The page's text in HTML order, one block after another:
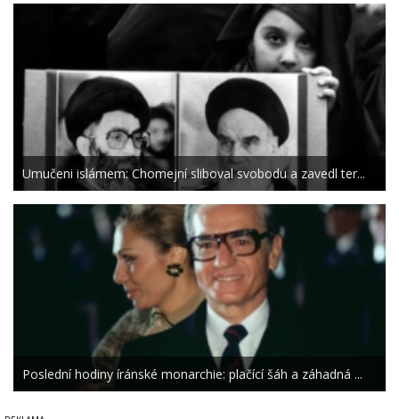
Umučeni islámem: Chomejní sliboval svobodu a zavedl ter...
Poslední hodiny íránské monarchie: plačící šáh a záhadná ...